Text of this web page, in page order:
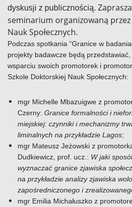
dyskusji z publicznością.
seminarium organizowaną przez
Nauk Społecznych.
Podczas spotkania “Granice w
projekty badawcze będą
wsparciu swoich promotorek i
Szkole Doktorskiej Nauk Społecznych:
mgr Michelle Mbazuigwe z
Czerny: Granice formalności i
miejskiej: czynniki i mechanizmy
liminalnych na przykładzie Lagos;
mgr Mateusz Jeżowski z
Dudkiewicz, prof. ucz.: W jaki
wyznaczać granice zjawiska
na przykładzie analizy zjawiska
zapośredniczonego i
mgr Emilia Michałuszko z